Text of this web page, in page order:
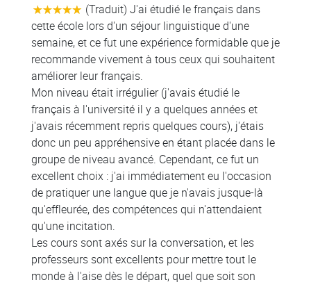
(Traduit) J'ai étudié le français dans
cette école lors d'un séjour linguistique d'une
semaine, et ce fut une expérience formidable que je
recommande vivement à tous ceux qui souhaitent
améliorer leur français.
Mon niveau était irrégulier (j'avais étudié le
français à l'université il y a quelques années et
j'avais récemment repris quelques cours), j'étais
donc un peu appréhensive en étant placée dans le
groupe de niveau avancé. Cependant, ce fut un
excellent choix : j'ai immédiatement eu l'occasion
de pratiquer une langue que je n'avais jusque-là
qu'effleurée, des compétences qui n'attendaient
qu'une incitation.
Les cours sont axés sur la conversation, et les
professeurs sont excellents pour mettre tout le
monde à l'aise dès le départ, quel que soit son